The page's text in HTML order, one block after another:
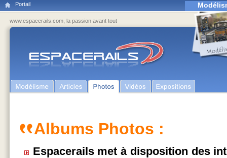
Portail
www.espacerails.com, la passion avant tout
Albums Photos :
Espacerails met à disposition des